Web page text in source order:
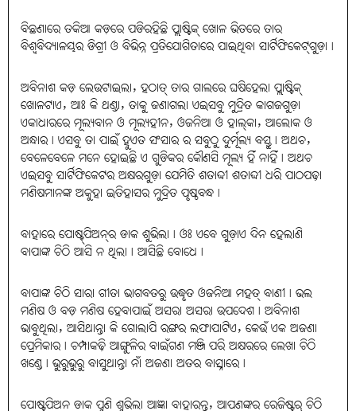
ବିଛଣାରେ ତକିଆ କଡ଼ରେ ପଡିରହିଛି ପ୍ଲାଷ୍ଟିକ୍‌ ଖୋଳ ଭିତରେ ତାର
ବିଶ୍ବବିଦ୍ୟାଳୟର ଡିଗ୍ରୀ ଓ ବିଭିନ୍ନ ପ୍ରତିଯୋଗିତାରେ ପାଇଥିବା ସାର୍ଟିଫିକେଟ୍‌ଗୁଡ଼ା।
ଅବିନାଶ କଡ଼ ଲେଉଟାଇଲା, ହଠାତ୍‌ ତାର ଗାଲରେ ଘଷିହେଲା ପ୍ଲାଷ୍ଟିକ୍‌
ଖୋଳଟାଏ, ଆଃ କି ଥଣ୍ଡା, ତାକୁ ଜଣାଗଲା ଏଇସବୁ ମୁଦ୍ରିତ କାଗଜଗୁଡ଼ା
ଏକାଧାରରେ ମୂଲ୍ୟବାନ ଓ ମୂଲ୍ୟହୀନ, ଓଜନିଆ ଓ ହାଲ୍‌କା, ଆଲୋକ ଓ
ଅନ୍ଧାର। ଏସବୁ ତା ପାଇଁ ହୁଏତ ସଂସାର ର ସବୁଠୁ ଦୁର୍ମୂଲ୍ୟ ବସ୍ତୁ। ଅଥଚ,
ବେଳେବେଳେ ମନେ ହୋଇଛି ଏ ଗୁଡିକର କୌଣସି ମୂଲ୍ୟ ହିଁ ନାହିଁ। ଅଥଚ
ଏଇସବୁ ସାର୍ଟିଫିକେଟର ଅକ୍ଷରଗୁଡ଼ା ଯେମିତି ଶତାଦ୍ଦୀ ଶତାଦ୍ଦୀ ଧରି ପାଠପଢ଼ା
ମଣିଷମାନଙ୍କ ଅକୁହା ଇତିହାସର ମୁଦ୍ରିତ ପୃଷ୍ଠବନ୍ଧ।
ବାହାରେ ପୋଷ୍ଟ୍‌ପିଅନ୍‌ର ଡାକ ଶୁଭିଲା। ଓଃ ଏବେ ଗୁଡ଼ାଏ ଦିନ ହେଲାଣି
ବାପାଙ୍କ ଚିଠି ଆସି ନ ଥିଲା। ଆସିଛି ବୋଧେ।
ବାପାଙ୍କ ଚିଠି ସାରା ଗୀତା ଭାଗବତରୁ ଉଦ୍ଧୃତ ଓଜନିଆ ମହତ୍‌ ବାଣୀ। ଭଲ
ମଣିଷ ଓ ବଡ଼ ମଣିଷ ହେବାପାଇଁ ଅସରା ଅସରା ଉପଦେଶ। ଅବିନାଶ
ଭାବୁଥିଲା, ଆସିଥାନ୍ତା କି ଗୋଲାପି ରଙ୍ଗର ଲଫାପାଟିଏ, କେଉଁ ଏକ ଅଜଣା
ପ୍ରେମିକାର। ଚମ୍ପାକଢ଼ି ଆଙ୍ଗୁଳିର ବାଇଁଗଣ ମଞ୍ଜି ପରି ଅକ୍ଷରରେ ଲେଖା ଚିଠି
ଖଣ୍ଡେ। ଭୁରୁଭୁରୁ ବାସୁଥାନ୍ତା ନାଁ ଅଜଣା ଅତର ବାସ୍ନାରେ।
ପୋଷ୍ଟ୍‌ପିଅନ ଡାକ ପୁଣି ଶୁଭିଲା ଆଜ୍ଞା ବାହାରନ୍ତୁ, ଆପଣଙ୍କର ରେଜିଷ୍ଟର୍‌ ଚିଠି